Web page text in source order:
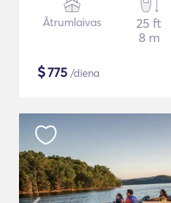
Ātrumlaivas
25 ft
8 m
$775 /diena